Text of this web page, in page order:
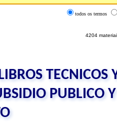
todos os termos
4204
TECNICOS
PUBLICO